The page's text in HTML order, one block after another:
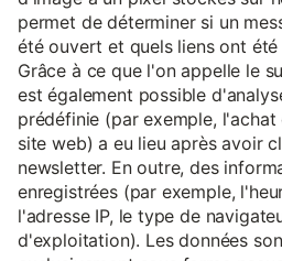
permet de déterminer si un
été ouvert et quels liens ont été
Grâce à ce que l'on appelle le
est également possible
prédéfinie (par exemple,
site web) a eu lieu après avoir
newsletter. En outre, des
enregistrées (par exemple,
l'adresse IP, le type de
d'exploitation). Les données